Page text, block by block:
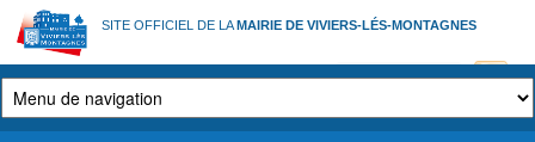
Aller
au
contenu
principal
SITE OFFICIEL DE LAMAIRIE DE VIVIERS-LÉS-MONTAGNES